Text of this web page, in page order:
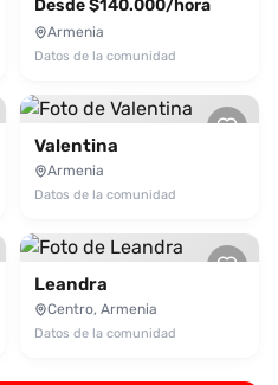
Desde $140.000/hora
Armenia
Datos de la comunidad
Valentina
Armenia
Datos de la comunidad
Leandra
Centro, Armenia
Datos de la comunidad